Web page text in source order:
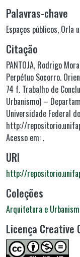
Palavras-chave
Espaços públicos, Orla
Citação
PANTOJA, Rodrigo
Perpétuo Socorro.
74 f. Trabalho de
Urbanismo) –
Universidade Federal
http://
Acesso em: .
URI
http://
Coleções
Arquitetura e
Licença Creative